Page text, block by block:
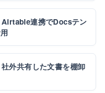
Airtable連携でDocsテン
外共有した文書を棚卸